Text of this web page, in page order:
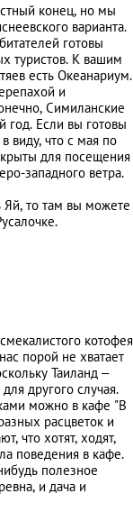
конец, но мы
варианта.
готовы
туристов. К вашим
есть Океанариум.
и
Симиланские
год. Если вы готовы
виду, что с мая по
для посещения
западного ветра.
Яй, то там вы можете
котофея
порой не хватает
Таиланд –
другого случая.
можно в кафе "B
расцветок и
что хотят, ходят,
поведения в кафе.
полезное
и дача и